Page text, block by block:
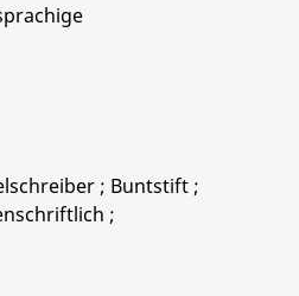
; Buntstift ;
;